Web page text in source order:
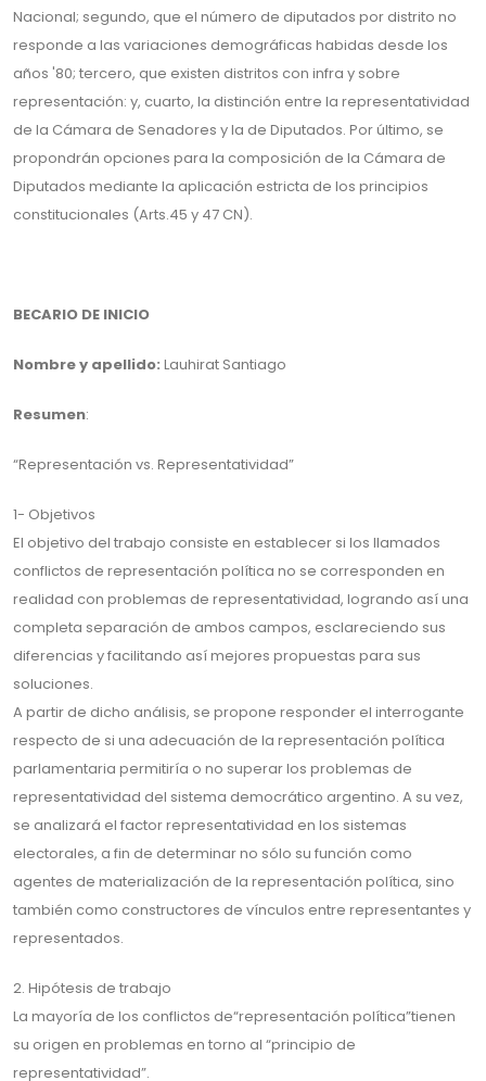
Nacional; segundo, que el número de diputados por distrito no
responde a las variaciones demográficas habidas desde los
años '80; tercero, que existen distritos con infra y sobre
representación: y, cuarto, la distinción entre la representatividad
de la Cámara de Senadores y la de Diputados. Por último, se
propondrán opciones para la composición de la Cámara de
Diputados mediante la aplicación estricta de los principios
constitucionales (Arts.45 y 47 CN).
BECARIO DE INICIO
Nombre y apellido: Lauhirat Santiago
Resumen:
“Representación vs. Representatividad”
1- Objetivos
El objetivo del trabajo consiste en establecer si los llamados
conflictos de representación política no se corresponden en
realidad con problemas de representatividad, logrando así una
completa separación de ambos campos, esclareciendo sus
diferencias y facilitando así mejores propuestas para sus
soluciones.
A partir de dicho análisis, se propone responder el interrogante
respecto de si una adecuación de la representación política
parlamentaria permitiría o no superar los problemas de
representatividad del sistema democrático argentino. A su vez,
se analizará el factor representatividad en los sistemas
electorales, a fin de determinar no sólo su función como
agentes de materialización de la representación política, sino
también como constructores de vínculos entre representantes y
representados.
2. Hipótesis de trabajo
La mayoría de los conflictos de“representación política”tienen
su origen en problemas en torno al “principio de
representatividad”.